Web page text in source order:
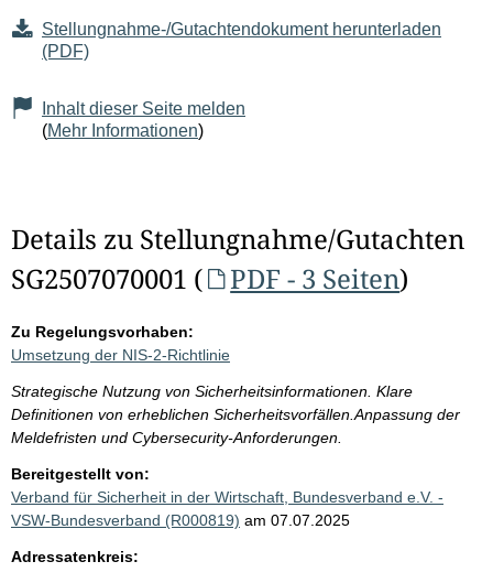
Stellungnahme-/Gutachtendokument herunterladen
(PDF)
Inhalt dieser Seite melden
(Mehr Informationen)
Details zu Stellungnahme/Gutachten
SG2507070001 (
PDF - 3 Seiten)
Zu Regelungsvorhaben:
Umsetzung der NIS-2-Richtlinie
Strategische Nutzung von Sicherheitsinformationen. Klare
Definitionen von erheblichen Sicherheitsvorfällen.Anpassung der
Meldefristen und Cybersecurity-Anforderungen.
Bereitgestellt von:
Verband für Sicherheit in der Wirtschaft, Bundesverband e.V. -
VSW-Bundesverband (R000819) am 07.07.2025
Adressatenkreis: